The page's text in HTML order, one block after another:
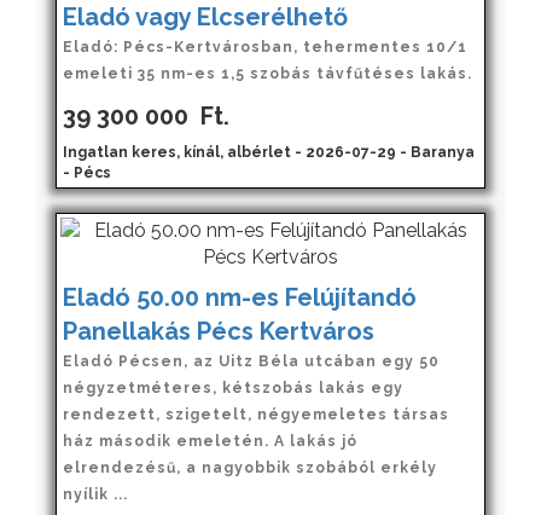
Eladó vagy Elcserélhető
Eladó: Pécs-Kertvárosban, tehermentes 10/1
emeleti 35 nm-es 1,5 szobás távfűtéses lakás.
39 300 000 Ft.
Ingatlan keres, kínál, albérlet - 2026-07-29 - Baranya
- Pécs
Eladó 50.00 nm-es Felújítandó
Panellakás Pécs Kertváros
Eladó Pécsen, az Uitz Béla utcában egy 50
négyzetméteres, kétszobás lakás egy
rendezett, szigetelt, négyemeletes társas
ház második emeletén. A lakás jó
elrendezésű, a nagyobbik szobából erkély
nyílik ...